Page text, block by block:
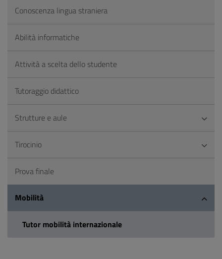
Conoscenza lingua straniera
Abilità informatiche
Attività a scelta dello studente
Tutoraggio didattico
Strutture e aule
Tirocinio
Prova finale
Mobilità
Tutor mobilità internazionale